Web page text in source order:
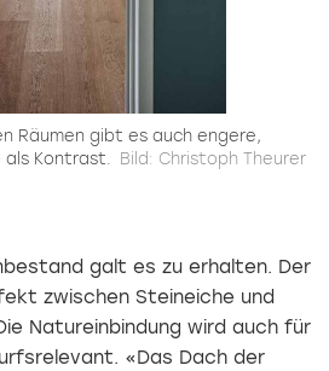
Räumen gibt es auch engere,
als Kontrast.
Bild: Christoph Theurer
galt es zu erhalten. Der
zwischen Steineiche und
Natureinbindung wird auch für
«Das Dach der